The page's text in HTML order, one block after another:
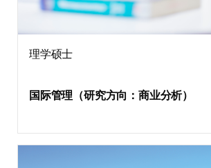
理学硕士
国际管理（研究方向：商业分析）